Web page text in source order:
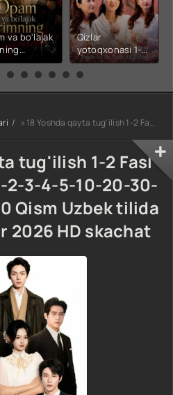
va bo'lajak
1-2-3-4-
10-20-30-
uzbek
Barcha
Qizlar
yotoqxonasi 1-2-
3-4-5-6-7-10-20-
30-50-60-70-80-
tilida Barcha
qismlar 2026 HD
» 18 Yoshda qayta tug'ilish 1-2 Fasl Koreya seriali 1-2-3-4-5-10-20-30-40-50-60-70-90 Qism Uzbek tilida Barcha qismlar 2026 HD skachat
tug'ilish 1-2 Fasl
2-3-4-5-10-20-30-
Qism Uzbek tilida
2026 HD skachat